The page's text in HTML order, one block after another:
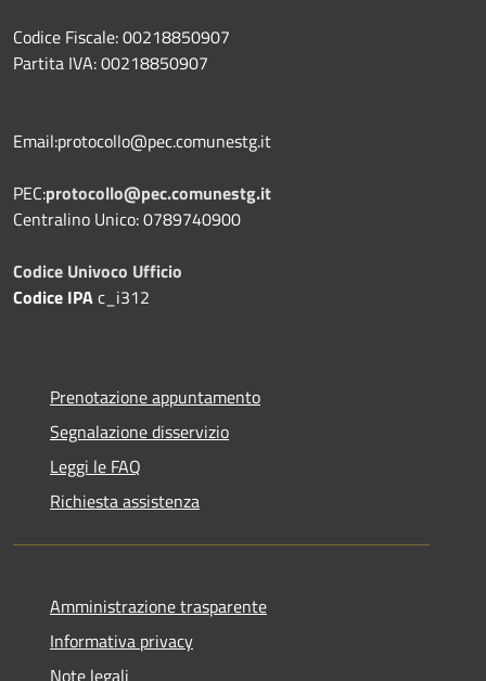
Codice Fiscale: 00218850907
Partita IVA: 00218850907
Email:protocollo@pec.comunestg.it
PEC:protocollo@pec.comunestg.it
Centralino Unico: 0789740900
Codice Univoco Ufficio
Codice IPAc_i312
Prenotazione appuntamento
Segnalazione disservizio
Leggi le FAQ
Richiesta assistenza
Amministrazione trasparente
Informativa privacy